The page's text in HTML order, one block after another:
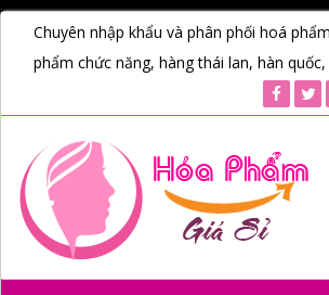
Chuyên nhập khẩu và phân phối hoá
phẩm chức năng, hàng thái lan, hàn